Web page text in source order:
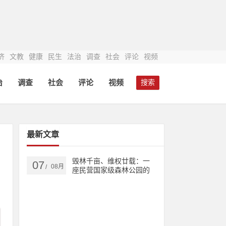
文教 健康 民生 法治 调查 社会 评论 视频
搜索
调查 社会 评论 视频
最新文章
07 / 08月
毁林千亩、维权廿载：一
座民营国家级森林公园的